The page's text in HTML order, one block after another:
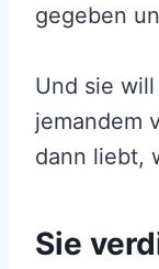
gegeben
Und sie
jemandem
dann liebt,
Sie